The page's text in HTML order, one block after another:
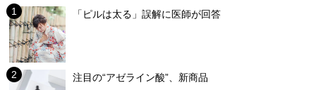
「ピルは太る」誤解に医師が回答
注目の“アゼライン酸”、新商品